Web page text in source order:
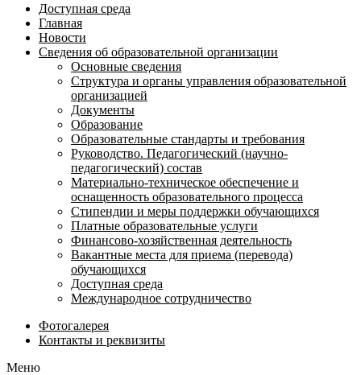
Доступная среда
Главная
Новости
Сведения об образовательной организации
Основные сведения
Структура и органы управления образовательной
организацией
Документы
Образование
Образовательные стандарты и требования
Руководство. Педагогический (научно-
педагогический) состав
Материально-техническое обеспечение и
оснащенность образовательного процесса
Стипендии и меры поддержки обучающихся
Платные образовательные услуги
Финансово-хозяйственная деятельность
Вакантные места для приема (перевода)
обучающихся
Доступная среда
Международное сотрудничество
Фотогалерея
Контакты и реквизиты
Меню